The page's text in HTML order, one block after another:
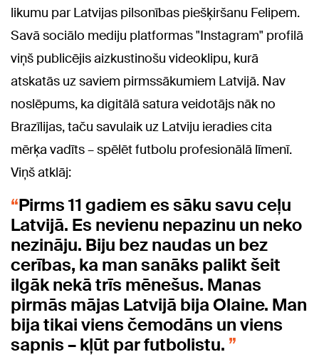
likumu par Latvijas pilsonības piešķiršanu Felipem.
Savā sociālo mediju platformas "Instagram" profilā
viņš publicējis aizkustinošu videoklipu, kurā
atskatās uz saviem pirmssākumiem Latvijā. Nav
noslēpums, ka digitālā satura veidotājs nāk no
Brazīlijas, taču savulaik uz Latviju ieradies cita
mērķa vadīts – spēlēt futbolu profesionālā līmenī.
Viņš atklāj:
Pirms 11 gadiem es sāku savu ceļu
Latvijā. Es nevienu nepazinu un neko
nezināju. Biju bez naudas un bez
cerības, ka man sanāks palikt šeit
ilgāk nekā trīs mēnešus. Manas
pirmās mājas Latvijā bija Olaine. Man
bija tikai viens čemodāns un viens
sapnis – kļūt par futbolistu.